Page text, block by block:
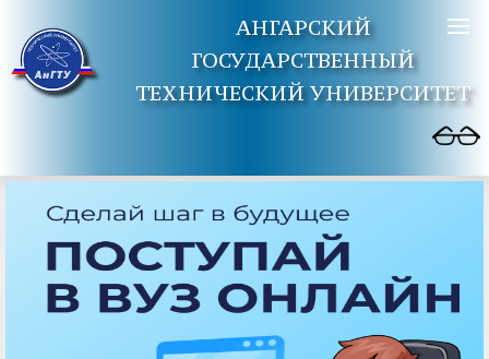
АНГАРСКИЙ
ГОСУДАРСТВЕННЫЙ
ТЕХНИЧЕСКИЙ УНИВЕРСИТЕТ